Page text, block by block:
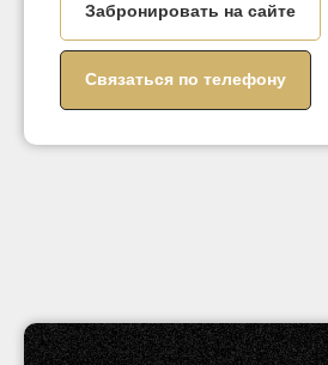
Забронировать на сайте
Связаться по телефону